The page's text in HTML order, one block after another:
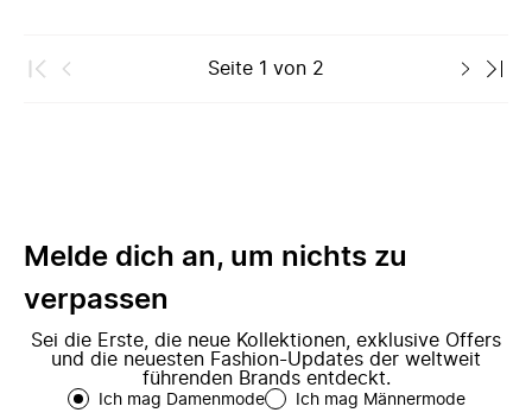
Seite 1 von 2
Melde dich an, um nichts zu
verpassen
Sei die Erste, die neue Kollektionen, exklusive Offers
und die neuesten Fashion-Updates der weltweit
führenden Brands entdeckt.
Ich mag Damenmode Ich mag Männermode